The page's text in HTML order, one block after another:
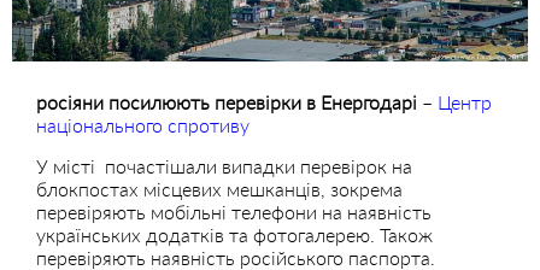
росіяни посилюють перевірки в Енергодарі – Центр
національного спротиву
У місті почастішали випадки перевірок на
блокпостах місцевих мешканців, зокрема
перевіряють мобільні телефони на наявність
українських додатків та фотогалерею. Також
перевіряють наявність російського паспорта.